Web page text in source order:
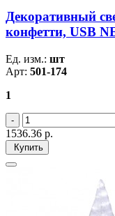
Декоративный
конфетти, USB
Ед. изм.: шт
Арт: 501-174
1
1536.36 р.
Купить